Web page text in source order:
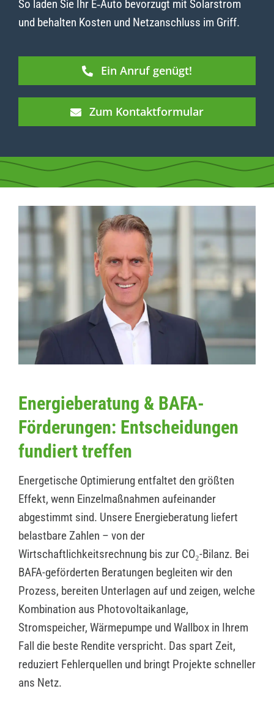
So laden Sie Ihr E‑Auto bevorzugt mit Solarstrom
und behalten Kosten und Netzanschluss im Griff.
Ein Anruf genügt!
Zum Kontaktformular
Energieberatung & BAFA-
Förderungen: Entscheidungen
fundiert treffen
Energetische Optimierung entfaltet den größten
Effekt, wenn Einzelmaßnahmen aufeinander
abgestimmt sind. Unsere Energieberatung liefert
belastbare Zahlen – von der
Wirtschaftlichkeitsrechnung bis zur CO₂-Bilanz. Bei
BAFA-geförderten Beratungen begleiten wir den
Prozess, bereiten Unterlagen auf und zeigen, welche
Kombination aus Photovoltaikanlage,
Stromspeicher, Wärmepumpe und Wallbox in Ihrem
Fall die beste Rendite verspricht. Das spart Zeit,
reduziert Fehlerquellen und bringt Projekte schneller
ans Netz.